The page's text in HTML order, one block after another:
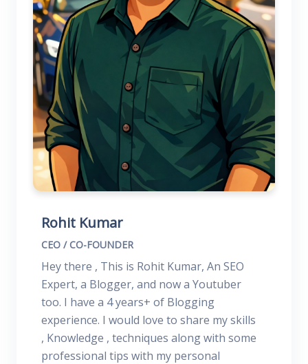
Rohit Kumar
CEO / CO-FOUNDER
Hey there , This is Rohit Kumar, An SEO
Expert, a Blogger, and now a Youtuber
too. I have a 4 years+ of Blogging
experience. I would love to share my skills
, Knowledge , techniques along with some
professional tips with my personal